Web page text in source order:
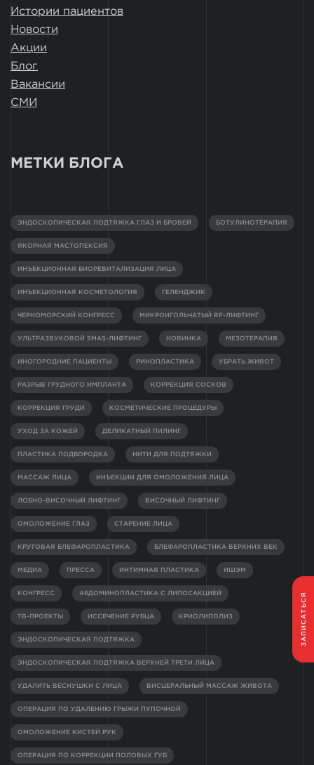
ЗАПИСАТЬСЯ
Истории пациентов
Новости
Акции
Блог
Вакансии
СМИ
МЕТКИ БЛОГА
ЭНДОСКОПИЧЕСКАЯ ПОДТЯЖКА ГЛАЗ И БРОВЕЙ БОТУЛИНОТЕРАПИЯ
ЯКОРНАЯ МАСТОПЕКСИЯ
ИНЪЕКЦИОННАЯ БИОРЕВИТАЛИЗАЦИЯ ЛИЦА
ИНЪЕКЦИОННАЯ КОСМЕТОЛОГИЯ ГЕЛЕНДЖИК
ЧЕРНОМОРСКИЙ КОНГРЕСС МИКРОИГОЛЬЧАТЫЙ RF-ЛИФТИНГ
УЛЬТРАЗВУКОВОЙ SMAS-ЛИФТИНГ НОВИНКА МЕЗОТЕРАПИЯ
ИНОГОРОДНИЕ ПАЦИЕНТЫ РИНОПЛАСТИКА УБРАТЬ ЖИВОТ
РАЗРЫВ ГРУДНОГО ИМПЛАНТА КОРРЕКЦИЯ СОСКОВ
КОРРЕКЦИЯ ГРУДИ КОСМЕТИЧЕСКИЕ ПРОЦЕДУРЫ
УХОД ЗА КОЖЕЙ ДЕЛИКАТНЫЙ ПИЛИНГ
ПЛАСТИКА ПОДБОРОДКА НИТИ ДЛЯ ПОДТЯЖКИ
МАССАЖ ЛИЦА ИНЪЕКЦИИ ДЛЯ ОМОЛОЖЕНИЯ ЛИЦА
ЛОБНО-ВИСОЧНЫЙ ЛИФТИНГ ВИСОЧНЫЙ ЛИФТИНГ
ОМОЛОЖЕНИЕ ГЛАЗ СТАРЕНИЕ ЛИЦА
КРУГОВАЯ БЛЕФАРОПЛАСТИКА БЛЕФАРОПЛАСТИКА ВЕРХНИХ ВЕК
МЕДИА ПРЕССА ИНТИМНАЯ ПЛАСТИКА ИШЭМ
КОНГРЕСС АБДОМИНОПЛАСТИКА С ЛИПОСАКЦИЕЙ
ТВ-ПРОЕКТЫ ИССЕЧЕНИЕ РУБЦА КРИОЛИПОЛИЗ
ЭНДОСКОПИЧЕСКАЯ ПОДТЯЖКА
ЭНДОСКОПИЧЕСКАЯ ПОДТЯЖКА ВЕРХНЕЙ ТРЕТИ ЛИЦА
УДАЛИТЬ ВЕСНУШКИ С ЛИЦА ВИСЦЕРАЛЬНЫЙ МАССАЖ ЖИВОТА
ОПЕРАЦИЯ ПО УДАЛЕНИЮ ГРЫЖИ ПУПОЧНОЙ
ОМОЛОЖЕНИЕ КИСТЕЙ РУК
ОПЕРАЦИЯ ПО КОРРЕКЦИИ ПОЛОВЫХ ГУБ